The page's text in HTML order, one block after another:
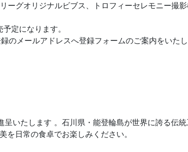
グオリジナルビブス、トロフィーセレモニー撮
定になります。
メールアドレスへ登録フォームのご案内をいたし
いたします 。石川県・能登輪島が世界に誇る伝
日常の食卓でお楽しみください。